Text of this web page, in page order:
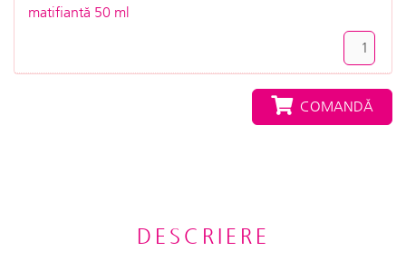
matifiantă 50 ml
COMANDĂ
DESCRIERE